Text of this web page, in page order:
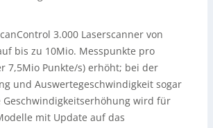
3.000 Laserscanner von
bis zu 10Mio. Messpunkte pro
7,5Mio Punkte/s) erhöht; bei der
und Auswertegeschwindigkeit sogar
Geschwindigkeitserhöhung wird für
mit Update auf das